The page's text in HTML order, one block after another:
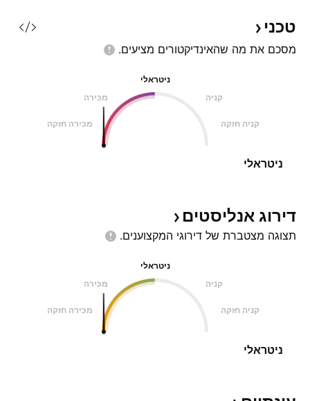
טכני
מסכם את מה שהאינדיקטורים מציעים.
ניטראלי
מכירה
קניה
מכירה חזקה קניה חזקה
ניטראלי
דירוג אנליסטים
תצוגה מצטברת של דירוגי המקצוענים.
ניטראלי
מכירה
קניה
מכירה חזקה קניה חזקה
ניטראלי